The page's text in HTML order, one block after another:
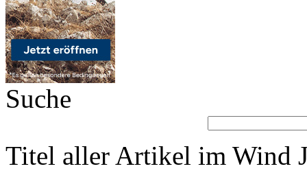
Suche
Titel aller Artikel im Wind